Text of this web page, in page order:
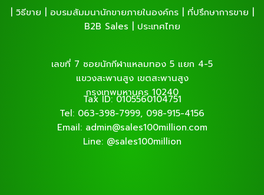
| วิธีขาย | อบรมสัมมนานักขายภายในองค์กร | ที่ปรึกษาการขาย |
B2B Sales | ประเทศไทย
เลขที่ 7 ซอยนักกีฬาแหลมทอง 5 แยก 4-5
แขวงสะพานสูง เขตสะพานสูง
กรุงเทพมหานคร 10240
Tax ID: 0105560104751
Tel: 063-398-7999, 098-915-4156
Email: admin@sales100million.com
Line: @sales100million